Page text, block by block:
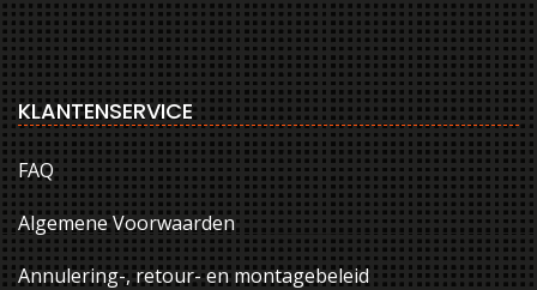
KLANTENSERVICE
FAQ
Algemene Voorwaarden
Annulering-, retour- en montagebeleid